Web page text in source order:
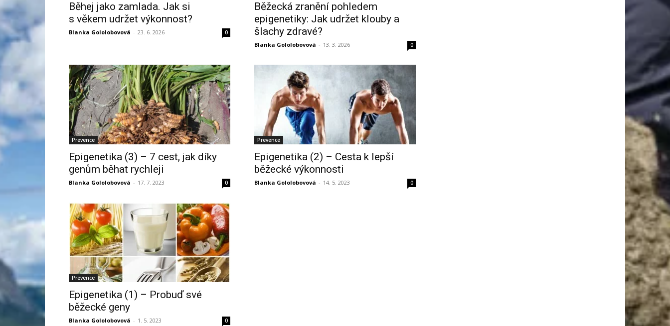
Běhej jako zamlada. Jak si
s věkem udržet výkonnost?
Blanka Gololobovová - 23. 6. 2026 0
Běžecká zranění pohledem
epigenetiky: Jak udržet klouby a
šlachy zdravé?
Blanka Gololobovová - 13. 3. 2026 0
Prevence
Epigenetika (3) – 7 cest, jak díky
genům běhat rychleji
Blanka Gololobovová - 17. 7. 2023 0
Prevence
Epigenetika (2) – Cesta k lepší
běžecké výkonnosti
Blanka Gololobovová - 14. 5. 2023 0
Prevence
Epigenetika (1) – Probuď své
běžecké geny
Blanka Gololobovová - 1. 5. 2023 0